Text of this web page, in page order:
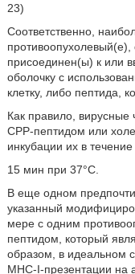
23)
Соответственно,
присоединен(ы) к или
оболочку с
клетку, либо пептида,
Как правило, вирусные
СРР-пептидом или
инкубации их в
15 мин при 37°С.
В еще одном
указанный
мере с одним
пептидом, который
образом, в идеальном
MHC-I-презентации на